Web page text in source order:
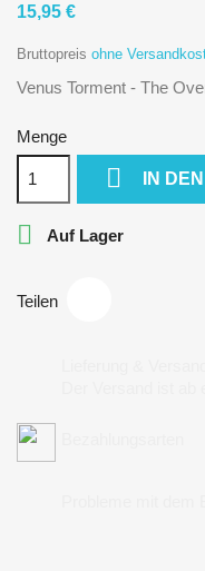
15,95 €
Bruttopreis ohne
Venus Torment - The
Menge
 IN
 Auf Lager
Teilen